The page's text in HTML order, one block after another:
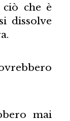
che è
dissolve
mai